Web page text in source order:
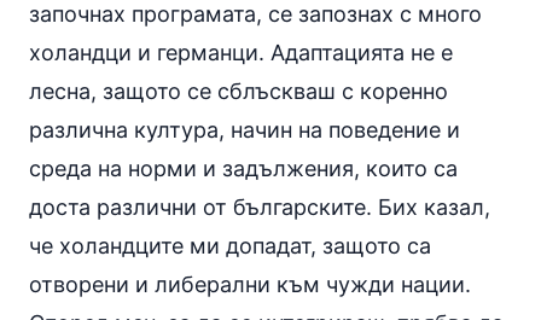
започнах програмата, се запознах с много
холандци и германци. Адаптацията не е
лесна, защото се сблъскваш с коренно
различна култура, начин на поведение и
среда на норми и задължения, които са
доста различни от българските. Бих казал,
че холандците ми допадат, защото са
отворени и либерални към чужди нации.